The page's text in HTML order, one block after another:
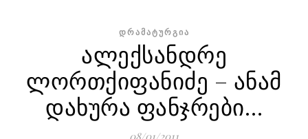
ᲓᲠᲐᲛᲐᲢᲣᲠᲒᲘᲐ
ალექსანდრე
ლორთქიფანიძე – ანამ
დახურა ფანჯრები…
08/01/2011